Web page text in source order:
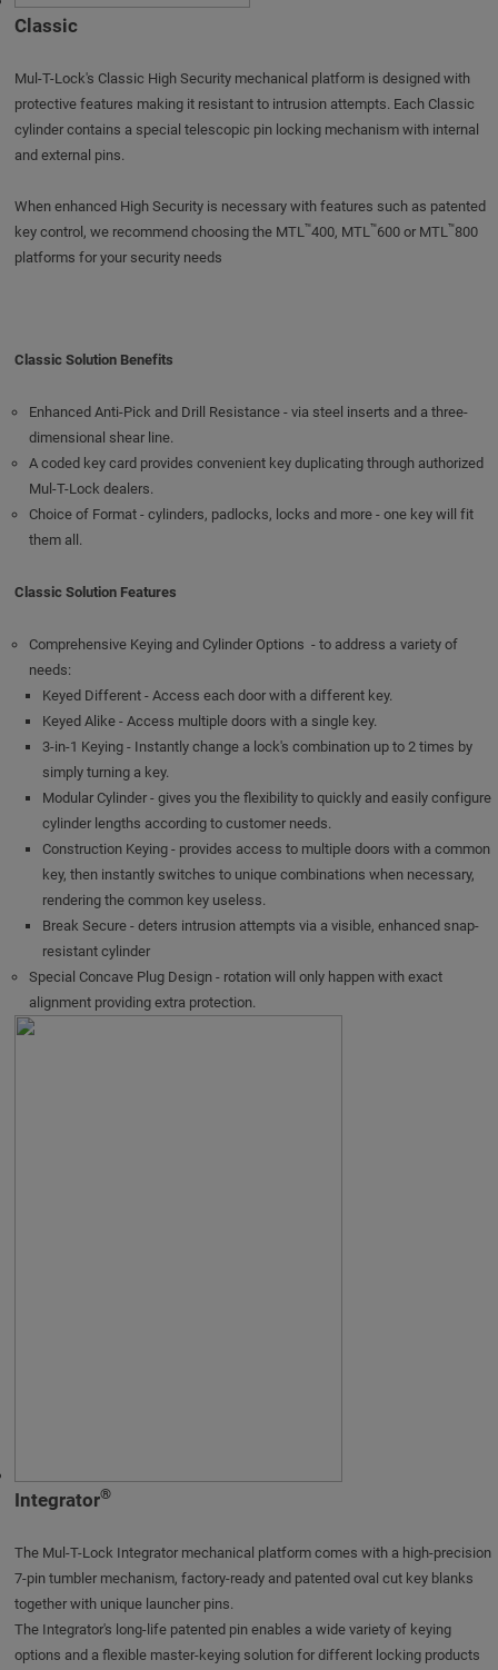
Classic
Mul-T-Lock's Classic High Security mechanical platform is designed with
protective features making it resistant to intrusion attempts. Each Classic
cylinder contains a special telescopic pin locking mechanism with internal
and external pins.
When enhanced High Security is necessary with features such as patented
key control, we recommend choosing the MTL ™400, MTL ™600 or MTL ™800
platforms for your security needs
Classic Solution Benefits
Enhanced Anti-Pick and Drill Resistance - via steel inserts and a three-
dimensional shear line.
A coded key card provides convenient key duplicating through authorized
Mul-T-Lock dealers.
Choice of Format - cylinders, padlocks, locks and more - one key will fit
them all.
Classic Solution Features
Comprehensive Keying and Cylinder Options - to address a variety of
needs:
Keyed Different - Access each door with a different key.
Keyed Alike - Access multiple doors with a single key.
3-in-1 Keying - Instantly change a lock's combination up to 2 times by
simply turning a key.
Modular Cylinder - gives you the flexibility to quickly and easily configure
cylinder lengths according to customer needs.
Construction Keying - provides access to multiple doors with a common
key, then instantly switches to unique combinations when necessary,
rendering the common key useless.
Break Secure - deters intrusion attempts via a visible, enhanced snap-
resistant cylinder
Special Concave Plug Design - rotation will only happen with exact
alignment providing extra protection.
Integrator®
The Mul-T-Lock Integrator mechanical platform comes with a high-precision
7-pin tumbler mechanism, factory-ready and patented oval cut key blanks
together with unique launcher pins.
The Integrator's long-life patented pin enables a wide variety of keying
options and a flexible master-keying solution for different locking products